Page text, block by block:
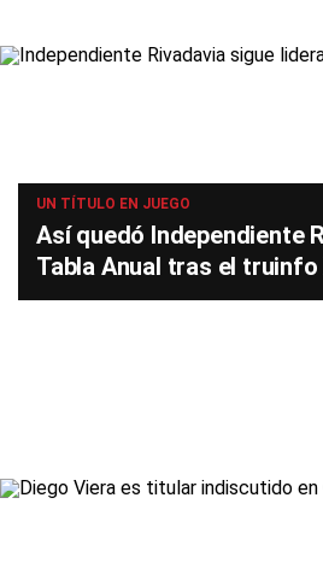
UN TÍTULO EN JUEGO
Así quedó Independiente
Tabla Anual tras el truinfo